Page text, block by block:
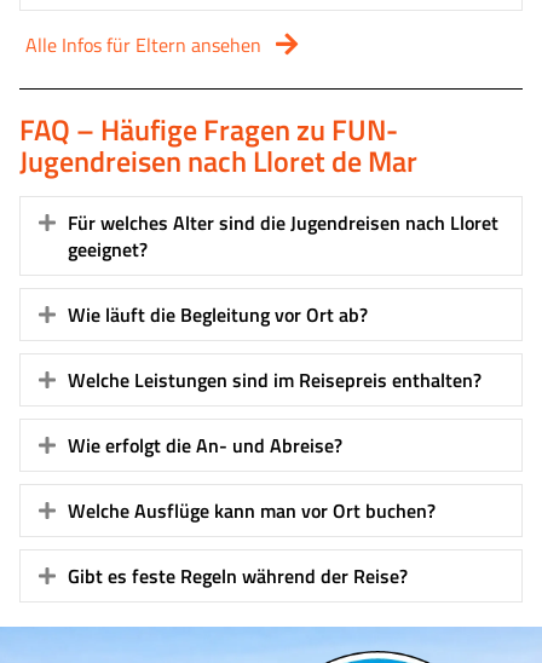
Alle Infos für Eltern ansehen
FAQ – Häufige Fragen zu FUN-
Jugendreisen nach Lloret de Mar
Expand
Für welches Alter sind die Jugendreisen nach Lloret
geeignet?
Expand
Wie läuft die Begleitung vor Ort ab?
Expand
Welche Leistungen sind im Reisepreis enthalten?
Expand
Wie erfolgt die An- und Abreise?
Expand
Welche Ausflüge kann man vor Ort buchen?
Expand
Gibt es feste Regeln während der Reise?